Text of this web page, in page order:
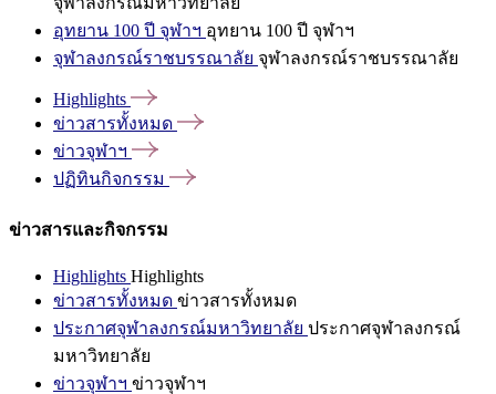
อุทยาน 100 ปี จุฬาฯ อุทยาน 100 ปี จุฬาฯ
จุฬาลงกรณ์ราชบรรณาลัย จุฬาลงกรณ์ราชบรรณาลัย
Highlights
ข่าวสารทั้งหมด
ข่าวจุฬาฯ
ปฏิทินกิจกรรม
ข่าวสารและกิจกรรม
Highlights Highlights
ข่าวสารทั้งหมด ข่าวสารทั้งหมด
ประกาศจุฬาลงกรณ์มหาวิทยาลัย ประกาศจุฬาลงกรณ์
มหาวิทยาลัย
ข่าวจุฬาฯ ข่าวจุฬาฯ